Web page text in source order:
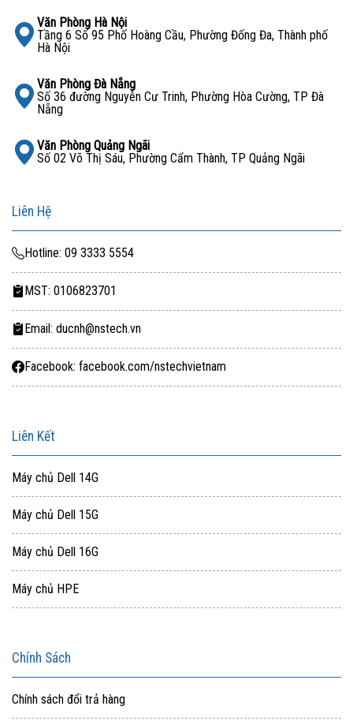
Văn Phòng Hà Nội
Tầng 6 Số 95 Phố Hoàng Cầu, Phường Đống Đa, Thành phố
Hà Nội
Văn Phòng Đà Nẵng
Số 36 đường Nguyễn Cư Trinh, Phường Hòa Cường, TP Đà
Nẵng
Văn Phòng Quảng Ngãi
Số 02 Võ Thị Sáu, Phường Cẩm Thành, TP Quảng Ngãi
Liên Hệ
Hotline: 09 3333 5554
MST: 0106823701
Email: ducnh@nstech.vn
Facebook: facebook.com/nstechvietnam
Liên Kết
Máy chủ Dell 14G
Máy chủ Dell 15G
Máy chủ Dell 16G
Máy chủ HPE
Chính Sách
Chính sách đổi trả hàng